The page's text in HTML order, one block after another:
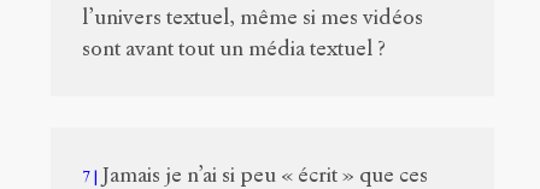
l’univers textuel, même si mes vidéos
sont avant tout un média textuel ?
7
Jamais je n’ai si peu « écrit » que ces